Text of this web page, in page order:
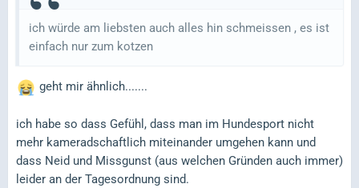
ich würde am liebsten auch alles hin schmeissen , es ist
einfach nur zum kotzen
geht mir ähnlich.......
ich habe so dass Gefühl, dass man im Hundesport nicht
mehr kameradschaftlich miteinander umgehen kann und
dass Neid und Missgunst (aus welchen Gründen auch immer)
leider an der Tagesordnung sind.